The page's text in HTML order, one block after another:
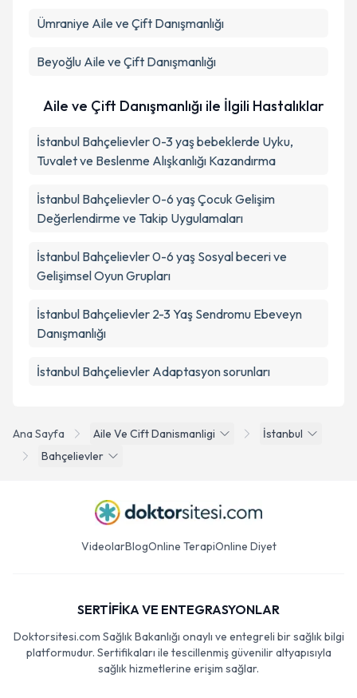
Ana Sayfa Aile Ve Cift Danismanligi
İstanbul
Bahçelievler
Ümraniye Aile ve Çift Danışmanlığı
Beyoğlu Aile ve Çift Danışmanlığı
Aile ve Çift Danışmanlığı ile İlgili Hastalıklar
İstanbul Bahçelievler 0-3 yaş bebeklerde Uyku,
Tuvalet ve Beslenme Alışkanlığı Kazandırma
İstanbul Bahçelievler 0-6 yaş Çocuk Gelişim
Değerlendirme ve Takip Uygulamaları
İstanbul Bahçelievler 0-6 yaş Sosyal beceri ve
Gelişimsel Oyun Grupları
İstanbul Bahçelievler 2-3 Yaş Sendromu Ebeveyn
Danışmanlığı
İstanbul Bahçelievler Adaptasyon sorunları
VideolarBlogOnline TerapiOnline Diyet
SERTİFİKA VE ENTEGRASYONLAR
Doktorsitesi.com Sağlık Bakanlığı onaylı ve entegreli bir sağlık bilgi
platformudur. Sertifikaları ile tescillenmiş güvenilir altyapısıyla
sağlık hizmetlerine erişim sağlar.